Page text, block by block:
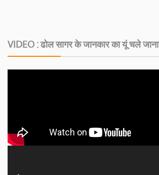
VIDEO : ढोल सागर के जानकार का यूं चले जाना